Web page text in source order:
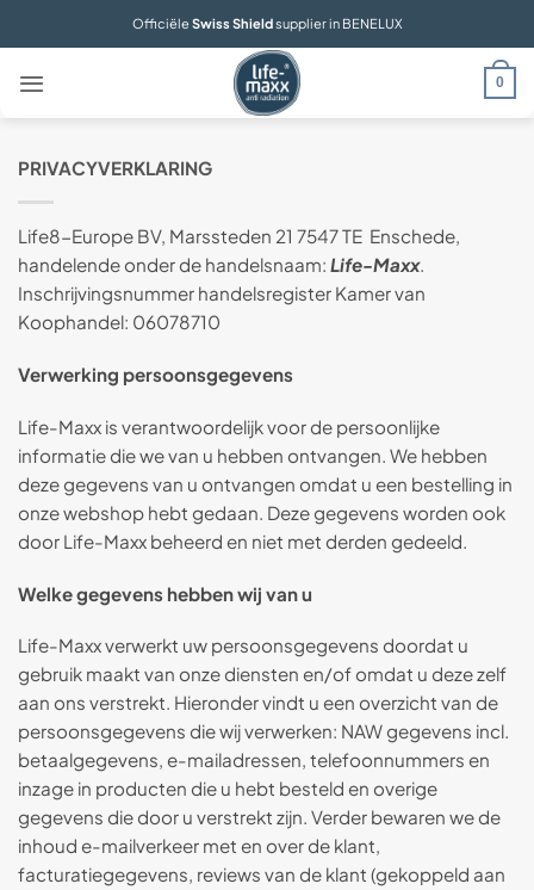
Officiële Swiss Shieldsupplier in BENELUX
0
PRIVACYVERKLARING
Life8-Europe BV, Marssteden 21 7547 TE Enschede,
handelende onder de handelsnaam: Life-Maxx.
Inschrijvingsnummer handelsregister Kamer van
Koophandel: 06078710
Verwerking persoonsgegevens
Life-Maxx is verantwoordelijk voor de persoonlijke
informatie die we van u hebben ontvangen. We hebben
deze gegevens van u ontvangen omdat u een bestelling in
onze webshop hebt gedaan. Deze gegevens worden ook
door Life-Maxx beheerd en niet met derden gedeeld.
Welke gegevens hebben wij van u
Life-Maxx verwerkt uw persoonsgegevens doordat u
gebruik maakt van onze diensten en/of omdat u deze zelf
aan ons verstrekt. Hieronder vindt u een overzicht van de
persoonsgegevens die wij verwerken: NAW gegevens incl.
betaalgegevens, e-mailadressen, telefoonnummers en
inzage in producten die u hebt besteld en overige
gegevens die door u verstrekt zijn. Verder bewaren we de
inhoud e-mailverkeer met en over de klant,
facturatiegegevens, reviews van de klant (gekoppeld aan